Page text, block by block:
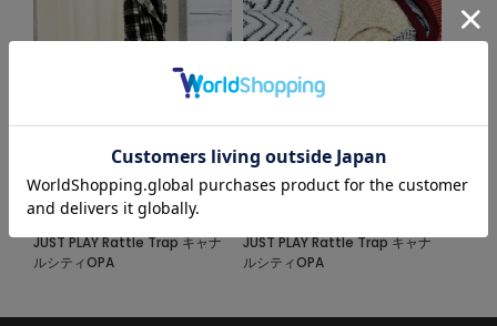
オススメ、セール品特集！
JUST PLAY Rattle Trap キャナ
ルシティOPA
2024.11.10
単品着でもお洒落、ニット特集！
JUST PLAY Rattle Trap キャナ
ルシティOPA